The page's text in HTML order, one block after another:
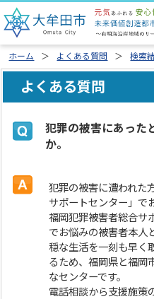
ホーム よくある質問 検索
よくある質問
犯罪の被害にあった
か。
犯罪の被害に遭われた
サポートセンター」で
福岡犯罪被害者総合サ
でお悩みの被害者本人
穏な生活を一刻も早く
るため、福岡県と福岡
なセンターです。
電話相談から支援施策